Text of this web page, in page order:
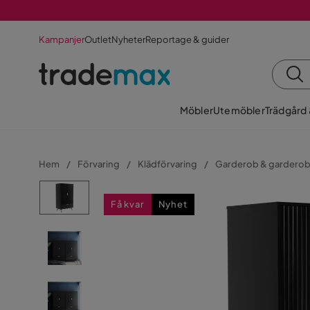
KampanjerOutletNyheterReportage & guider
MöblerUtemöblerTrädgård
Hem Förvaring Klädförvaring Garderob &
Få kvar Nyhet